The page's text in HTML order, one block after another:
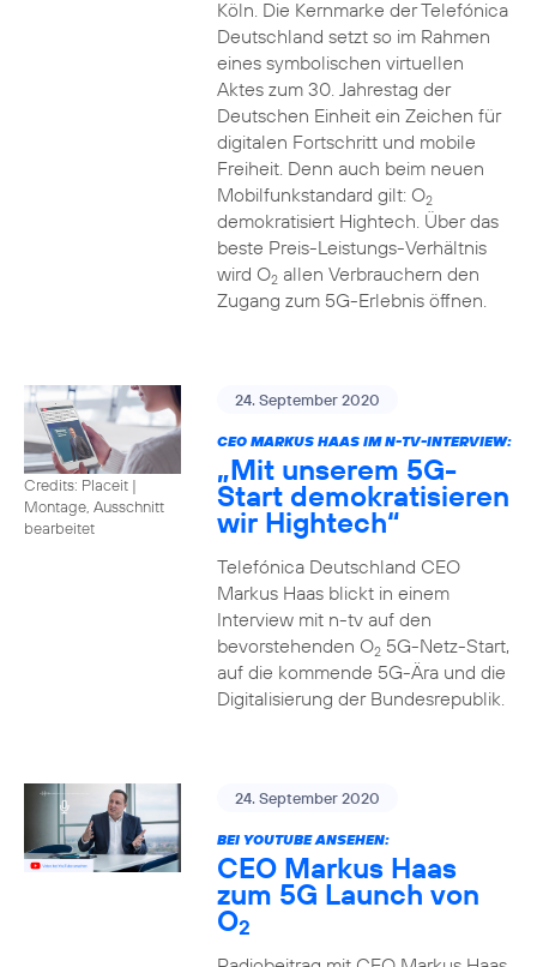
Köln. Die Kernmarke der Telefónica
Deutschland setzt so im Rahmen
eines symbolischen virtuellen
Aktes zum 30. Jahrestag der
Deutschen Einheit ein Zeichen für
digitalen Fortschritt und mobile
Freiheit. Denn auch beim neuen
Mobilfunkstandard gilt: O2
demokratisiert Hightech. Über das
beste Preis-Leistungs-Verhältnis
wird O2allen Verbrauchern den
Zugang zum 5G-Erlebnis öffnen.
Credits: Placeit |
Montage, Ausschnitt
bearbeitet
24. September 2020
CEO MARKUS HAAS IM N-TV-INTERVIEW:
„Mit unserem 5G-
Start demokratisieren
wir Hightech“
Telefónica Deutschland CEO
Markus Haas blickt in einem
Interview mit n-tv auf den
bevorstehenden O25G-Netz-Start,
auf die kommende 5G-Ära und die
Digitalisierung der Bundesrepublik.
24. September 2020
BEI YOUTUBE ANSEHEN:
CEO Markus Haas
zum 5G Launch von
O2